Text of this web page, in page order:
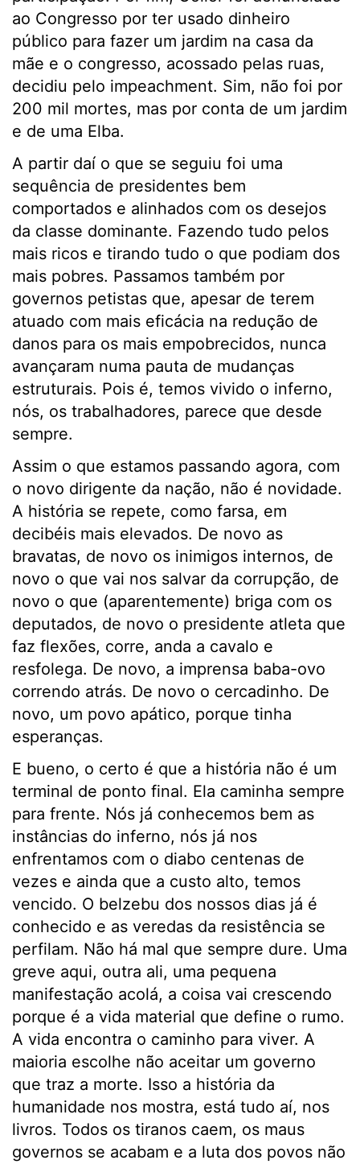
ao Congresso por ter usado dinheiro
público para fazer um jardim na casa da
mãe e o congresso, acossado pelas ruas,
decidiu pelo impeachment. Sim, não foi por
200 mil mortes, mas por conta de um jardim
e de uma Elba.
A partir daí o que se seguiu foi uma
sequência de presidentes bem
comportados e alinhados com os desejos
da classe dominante. Fazendo tudo pelos
mais ricos e tirando tudo o que podiam dos
mais pobres. Passamos também por
governos petistas que, apesar de terem
atuado com mais eficácia na redução de
danos para os mais empobrecidos, nunca
avançaram numa pauta de mudanças
estruturais. Pois é, temos vivido o inferno,
nós, os trabalhadores, parece que desde
sempre.
Assim o que estamos passando agora, com
o novo dirigente da nação, não é novidade.
A história se repete, como farsa, em
decibéis mais elevados. De novo as
bravatas, de novo os inimigos internos, de
novo o que vai nos salvar da corrupção, de
novo o que (aparentemente) briga com os
deputados, de novo o presidente atleta que
faz flexões, corre, anda a cavalo e
resfolega. De novo, a imprensa baba-ovo
correndo atrás. De novo o cercadinho. De
novo, um povo apático, porque tinha
esperanças.
E bueno, o certo é que a história não é um
terminal de ponto final. Ela caminha sempre
para frente. Nós já conhecemos bem as
instâncias do inferno, nós já nos
enfrentamos com o diabo centenas de
vezes e ainda que a custo alto, temos
vencido. O belzebu dos nossos dias já é
conhecido e as veredas da resistência se
perfilam. Não há mal que sempre dure. Uma
greve aqui, outra ali, uma pequena
manifestação acolá, a coisa vai crescendo
porque é a vida material que define o rumo.
A vida encontra o caminho para viver. A
maioria escolhe não aceitar um governo
que traz a morte. Isso a história da
humanidade nos mostra, está tudo aí, nos
livros. Todos os tiranos caem, os maus
governos se acabam e a luta dos povos não